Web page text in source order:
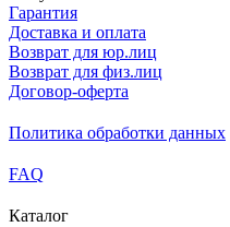
Гарантия
Доставка и оплата
Возврат для юр.лиц
Возврат для физ.лиц
Договор-оферта
Политика обработки данных
FAQ
Каталог